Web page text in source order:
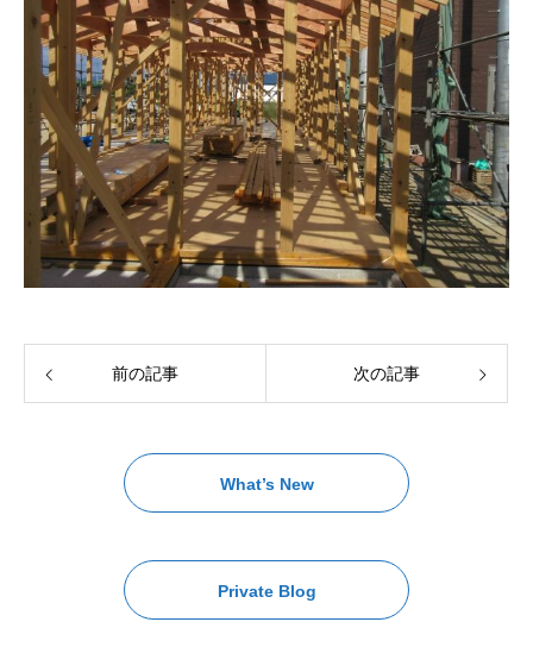
前の記事 次の記事
What’s New
Private Blog